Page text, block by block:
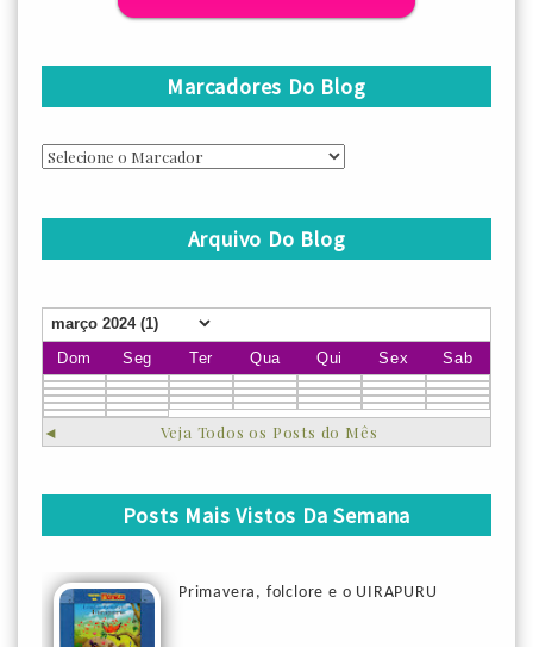
Marcadores Do Blog
Arquivo Do Blog
Dom Seg Ter Qua Qui Sex Sab
◄ Veja Todos os Posts do Mês
Posts Mais Vistos Da Semana
Primavera, folclore e o UIRAPURU